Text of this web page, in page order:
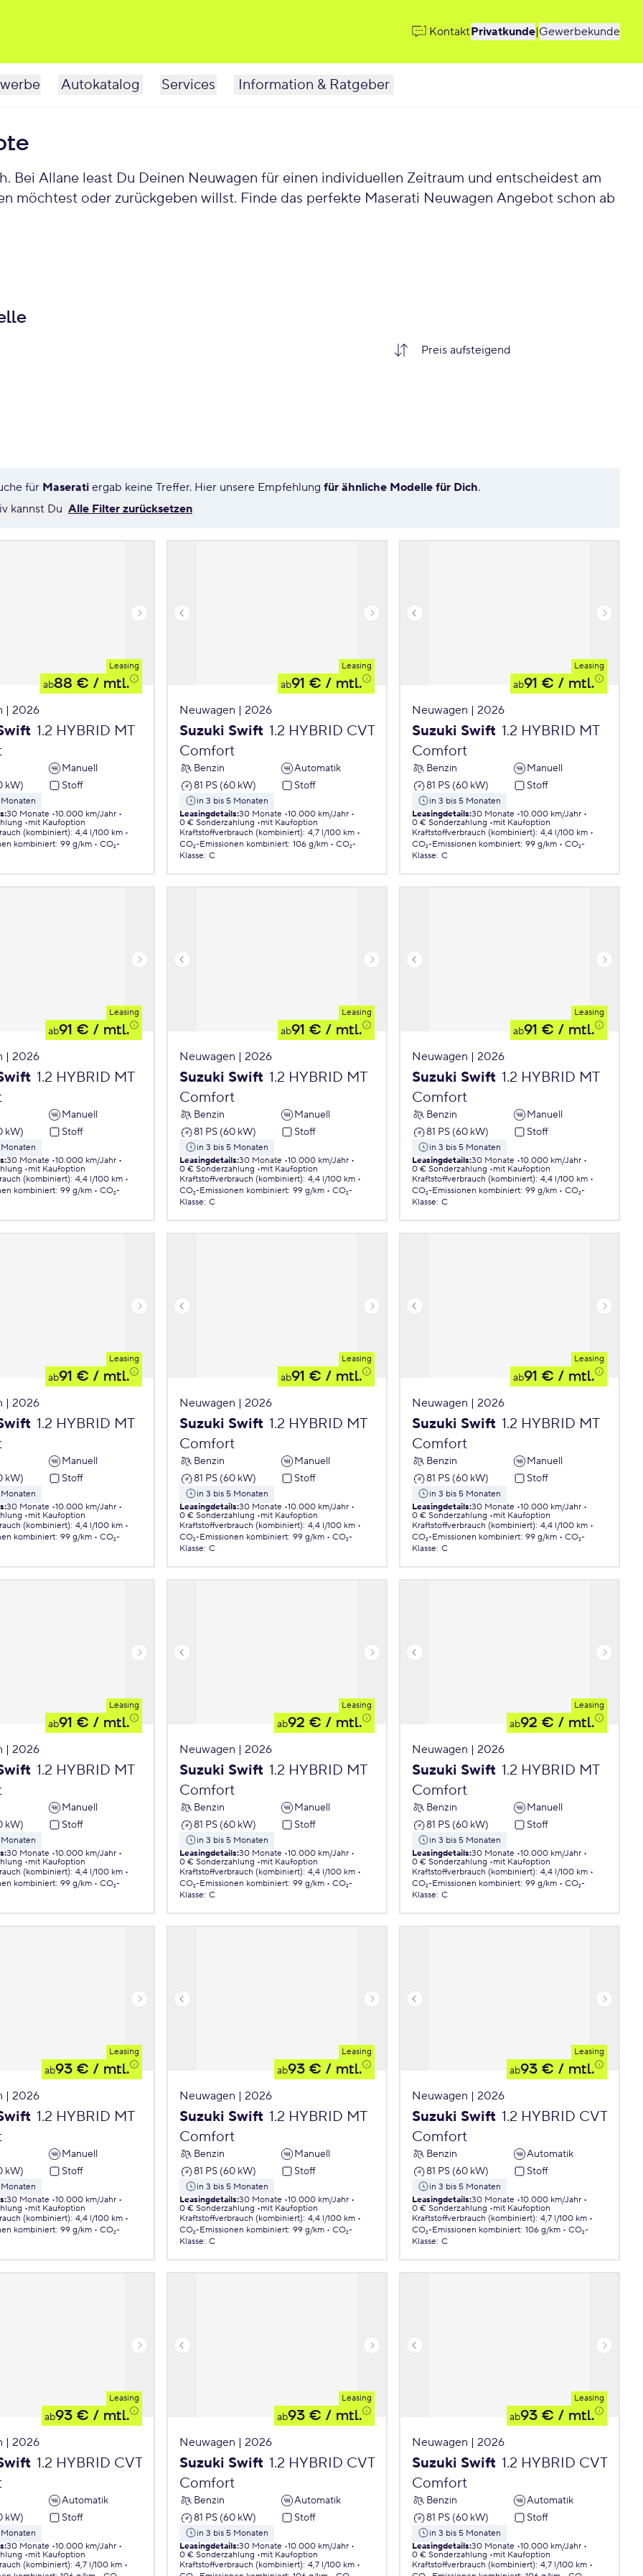
KontaktPrivatkunde|Gewerbekunde
Autokatalog Services Information & Ratgeber
Bei Allane least Du Deinen Neuwagen für einen individuellen Zeitraum und entscheidest am
möchtest oder zurückgeben willst. Finde das perfekte Maserati Neuwagen Angebot schon ab
für Maserati ergab keine Treffer. Hier unsere Empfehlung für ähnliche Modelle für Dich.
kannst Du Alle Filter zurücksetzen
Leasing
ab88 € / mtl.
| 2026
1.2 HYBRID MT
Manuell
kW)
Stoff
:30 Monate 10.000 km/Jahr
mit Kaufoption
(kombiniert): 4,4 l/100 km
kombiniert: 99 g/km
CO₂-
Leasing
ab91 € / mtl.
Neuwagen | 2026
Suzuki Swift 1.2 HYBRID CVT
Comfort
Benzin
Automatik
81 PS (60 kW)
Stoff
in 3 bis 5 Monaten
Leasingdetails:30 Monate 10.000 km/Jahr
0 € Sonderzahlung
mit Kaufoption
Kraftstoffverbrauch (kombiniert): 4,7 l/100 km
CO₂-Emissionen kombiniert: 106 g/km
CO₂-
Klasse: C
Leasing
ab91 € / mtl.
Neuwagen | 2026
Suzuki Swift 1.2 HYBRID MT
Comfort
Benzin
Manuell
81 PS (60 kW)
Stoff
in 3 bis 5 Monaten
Leasingdetails:30 Monate 10.000 km/Jahr
0 € Sonderzahlung
mit Kaufoption
Kraftstoffverbrauch (kombiniert): 4,4 l/100 km
CO₂-Emissionen kombiniert: 99 g/km
CO₂-
Klasse: C
Leasing
ab91 € / mtl.
| 2026
1.2 HYBRID MT
Manuell
kW)
Stoff
:30 Monate 10.000 km/Jahr
mit Kaufoption
(kombiniert): 4,4 l/100 km
kombiniert: 99 g/km
CO₂-
Leasing
ab91 € / mtl.
Neuwagen | 2026
Suzuki Swift 1.2 HYBRID MT
Comfort
Benzin
Manuell
81 PS (60 kW)
Stoff
in 3 bis 5 Monaten
Leasingdetails:30 Monate 10.000 km/Jahr
0 € Sonderzahlung
mit Kaufoption
Kraftstoffverbrauch (kombiniert): 4,4 l/100 km
CO₂-Emissionen kombiniert: 99 g/km
CO₂-
Klasse: C
Leasing
ab91 € / mtl.
Neuwagen | 2026
Suzuki Swift 1.2 HYBRID MT
Comfort
Benzin
Manuell
81 PS (60 kW)
Stoff
in 3 bis 5 Monaten
Leasingdetails:30 Monate 10.000 km/Jahr
0 € Sonderzahlung
mit Kaufoption
Kraftstoffverbrauch (kombiniert): 4,4 l/100 km
CO₂-Emissionen kombiniert: 99 g/km
CO₂-
Klasse: C
Leasing
ab91 € / mtl.
| 2026
1.2 HYBRID MT
Manuell
kW)
Stoff
:30 Monate 10.000 km/Jahr
mit Kaufoption
(kombiniert): 4,4 l/100 km
kombiniert: 99 g/km
CO₂-
Leasing
ab91 € / mtl.
Neuwagen | 2026
Suzuki Swift 1.2 HYBRID MT
Comfort
Benzin
Manuell
81 PS (60 kW)
Stoff
in 3 bis 5 Monaten
Leasingdetails:30 Monate 10.000 km/Jahr
0 € Sonderzahlung
mit Kaufoption
Kraftstoffverbrauch (kombiniert): 4,4 l/100 km
CO₂-Emissionen kombiniert: 99 g/km
CO₂-
Klasse: C
Leasing
ab91 € / mtl.
Neuwagen | 2026
Suzuki Swift 1.2 HYBRID MT
Comfort
Benzin
Manuell
81 PS (60 kW)
Stoff
in 3 bis 5 Monaten
Leasingdetails:30 Monate 10.000 km/Jahr
0 € Sonderzahlung
mit Kaufoption
Kraftstoffverbrauch (kombiniert): 4,4 l/100 km
CO₂-Emissionen kombiniert: 99 g/km
CO₂-
Klasse: C
Leasing
ab91 € / mtl.
| 2026
1.2 HYBRID MT
Manuell
kW)
Stoff
:30 Monate 10.000 km/Jahr
mit Kaufoption
(kombiniert): 4,4 l/100 km
kombiniert: 99 g/km
CO₂-
Leasing
ab92 € / mtl.
Neuwagen | 2026
Suzuki Swift 1.2 HYBRID MT
Comfort
Benzin
Manuell
81 PS (60 kW)
Stoff
in 3 bis 5 Monaten
Leasingdetails:30 Monate 10.000 km/Jahr
0 € Sonderzahlung
mit Kaufoption
Kraftstoffverbrauch (kombiniert): 4,4 l/100 km
CO₂-Emissionen kombiniert: 99 g/km
CO₂-
Klasse: C
Leasing
ab92 € / mtl.
Neuwagen | 2026
Suzuki Swift 1.2 HYBRID MT
Comfort
Benzin
Manuell
81 PS (60 kW)
Stoff
in 3 bis 5 Monaten
Leasingdetails:30 Monate 10.000 km/Jahr
0 € Sonderzahlung
mit Kaufoption
Kraftstoffverbrauch (kombiniert): 4,4 l/100 km
CO₂-Emissionen kombiniert: 99 g/km
CO₂-
Klasse: C
Leasing
ab93 € / mtl.
| 2026
1.2 HYBRID MT
Manuell
kW)
Stoff
:30 Monate 10.000 km/Jahr
mit Kaufoption
(kombiniert): 4,4 l/100 km
kombiniert: 99 g/km
CO₂-
Leasing
ab93 € / mtl.
Neuwagen | 2026
Suzuki Swift 1.2 HYBRID MT
Comfort
Benzin
Manuell
81 PS (60 kW)
Stoff
in 3 bis 5 Monaten
Leasingdetails:30 Monate 10.000 km/Jahr
0 € Sonderzahlung
mit Kaufoption
Kraftstoffverbrauch (kombiniert): 4,4 l/100 km
CO₂-Emissionen kombiniert: 99 g/km
CO₂-
Klasse: C
Leasing
ab93 € / mtl.
Neuwagen | 2026
Suzuki Swift 1.2 HYBRID CVT
Comfort
Benzin
Automatik
81 PS (60 kW)
Stoff
in 3 bis 5 Monaten
Leasingdetails:30 Monate 10.000 km/Jahr
0 € Sonderzahlung
mit Kaufoption
Kraftstoffverbrauch (kombiniert): 4,7 l/100 km
CO₂-Emissionen kombiniert: 106 g/km
CO₂-
Klasse: C
Leasing
ab93 € / mtl.
| 2026
1.2 HYBRID CVT
Automatik
kW)
Stoff
:30 Monate 10.000 km/Jahr
mit Kaufoption
(kombiniert): 4,7 l/100 km
Leasing
ab93 € / mtl.
Neuwagen | 2026
Suzuki Swift 1.2 HYBRID CVT
Comfort
Benzin
Automatik
81 PS (60 kW)
Stoff
in 3 bis 5 Monaten
Leasingdetails:30 Monate 10.000 km/Jahr
0 € Sonderzahlung
mit Kaufoption
Kraftstoffverbrauch (kombiniert): 4,7 l/100 km
Leasing
ab93 € / mtl.
Neuwagen | 2026
Suzuki Swift 1.2 HYBRID CVT
Comfort
Benzin
Automatik
81 PS (60 kW)
Stoff
in 3 bis 5 Monaten
Leasingdetails:30 Monate 10.000 km/Jahr
0 € Sonderzahlung
mit Kaufoption
Kraftstoffverbrauch (kombiniert): 4,7 l/100 km